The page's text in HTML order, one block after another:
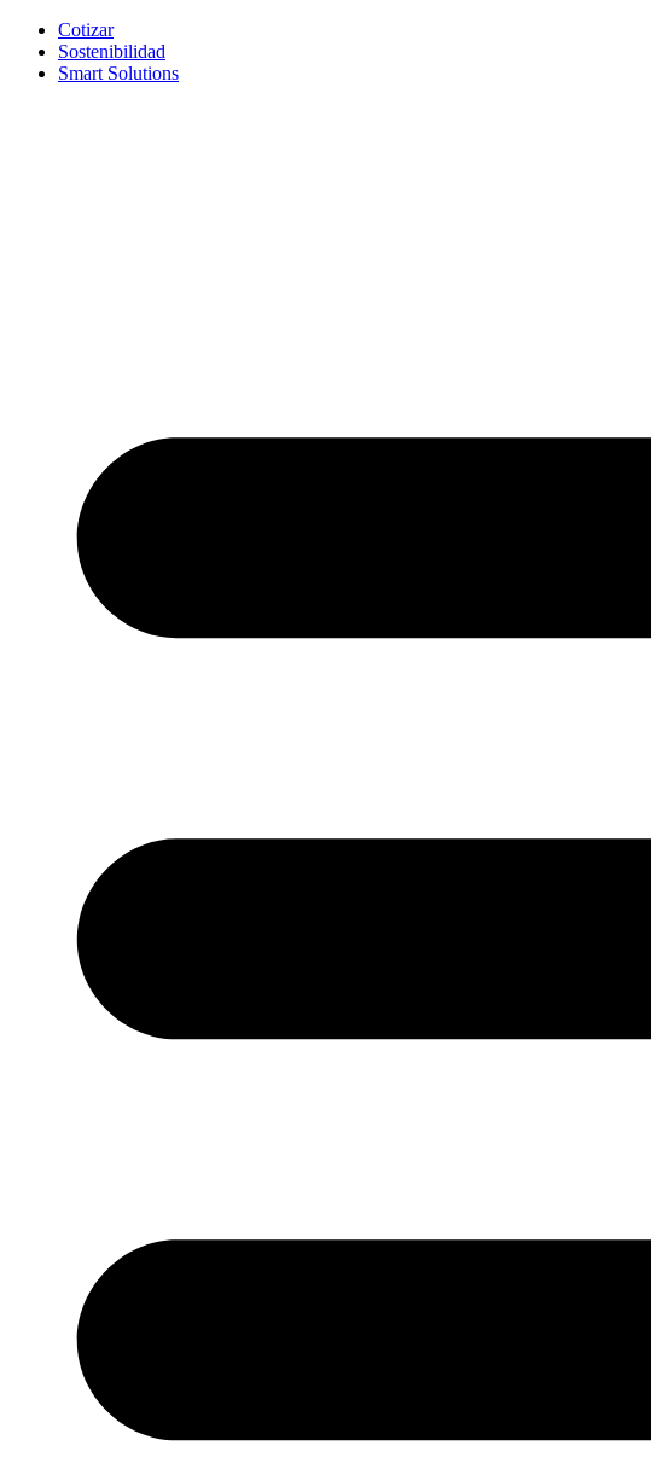
contenido
Cotizar
Sostenibilidad
Smart Solutions